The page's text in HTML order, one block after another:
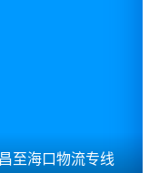
至海口物流专线